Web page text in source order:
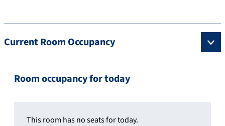
Current Room Occupancy
Room occupancy for today
This room has no seats for today.